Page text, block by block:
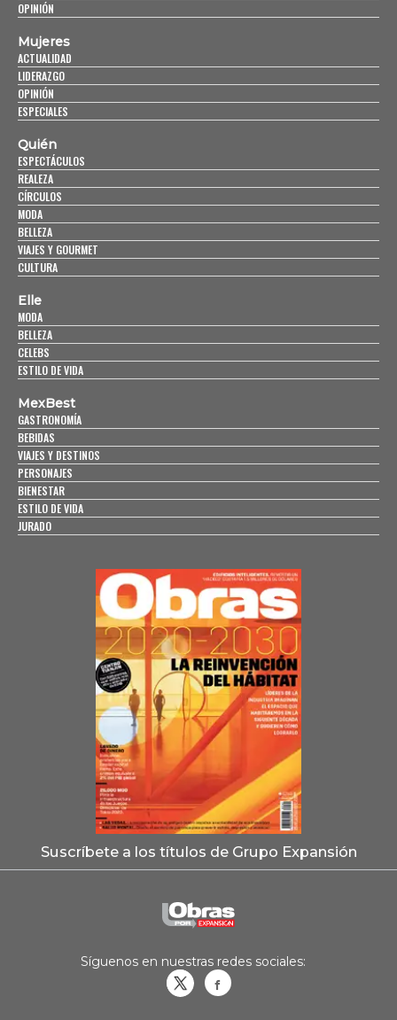
OPINIÓN
Mujeres
ACTUALIDAD
LIDERAZGO
OPINIÓN
ESPECIALES
Quién
ESPECTÁCULOS
REALEZA
CÍRCULOS
MODA
BELLEZA
VIAJES Y GOURMET
CULTURA
Elle
MODA
BELLEZA
CELEBS
ESTILO DE VIDA
MexBest
GASTRONOMÍA
BEBIDAS
VIAJES Y DESTINOS
PERSONAJES
BIENESTAR
ESTILO DE VIDA
JURADO
Suscríbete a los títulos de Grupo Expansión
Síguenos en nuestras redes sociales: